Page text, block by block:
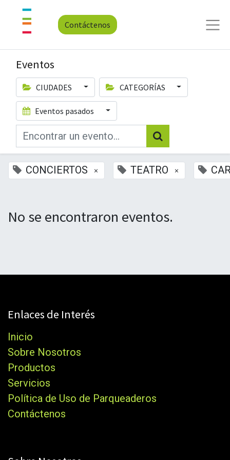
Contáctenos
Eventos
CIUDADES CATEGORÍAS
Eventos pasados
CONCIERTOS × TEATRO ×
No se encontraron eventos.
Enlaces de Interés
Inicio
Sobre Nosotros
Productos
Servicios
Política de Uso de Parqueaderos
Contáctenos